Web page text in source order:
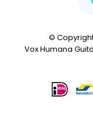
©
Vox Humana